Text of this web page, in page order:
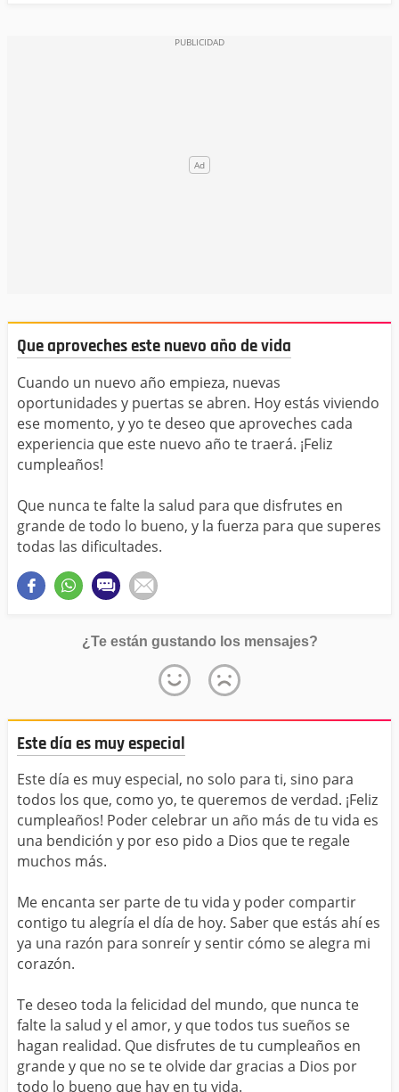
Que aproveches este nuevo año de vida
Cuando un nuevo año empieza, nuevas
oportunidades y puertas se abren. Hoy estás viviendo
ese momento, y yo te deseo que aproveches cada
experiencia que este nuevo año te traerá. ¡Feliz
cumpleaños!
Que nunca te falte la salud para que disfrutes en
grande de todo lo bueno, y la fuerza para que superes
todas las dificultades.
¿Te están gustando los mensajes?
Este día es muy especial
Este día es muy especial, no solo para ti, sino para
todos los que, como yo, te queremos de verdad. ¡Feliz
cumpleaños! Poder celebrar un año más de tu vida es
una bendición y por eso pido a Dios que te regale
muchos más.
Me encanta ser parte de tu vida y poder compartir
contigo tu alegría el día de hoy. Saber que estás ahí es
ya una razón para sonreír y sentir cómo se alegra mi
corazón.
Te deseo toda la felicidad del mundo, que nunca te
falte la salud y el amor, y que todos tus sueños se
hagan realidad. Que disfrutes de tu cumpleaños en
grande y que no se te olvide dar gracias a Dios por
todo lo bueno que hay en tu vida.